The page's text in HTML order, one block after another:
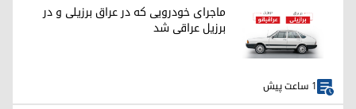
ماجرای خودرویی که در عراق برزیلی و در
برزیل عراقی شد
1 ساعت پیش